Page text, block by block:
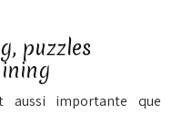
puzzles
importante que